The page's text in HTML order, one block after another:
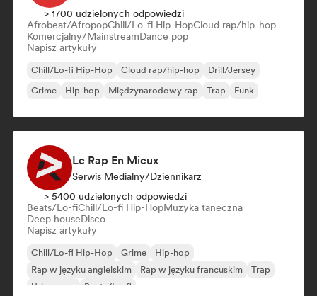
> 1700 udzielonych odpowiedzi
Afrobeat/AfropopChill/Lo-fi Hip-HopCloud rap/hip-hop
Komercjalny/MainstreamDance pop
Napisz artykuły
Chill/Lo-fi Hip-Hop Cloud rap/hip-hop
Drill/Jersey
Grime
Hip-hop Międzynarodowy rap Trap Funk
Le Rap En Mieux
Serwis Medialny/Dziennikarz
> 5400 udzielonych odpowiedzi
Beats/Lo-fiChill/Lo-fi Hip-HopMuzyka taneczna
Deep houseDisco
Napisz artykuły
Chill/Lo-fi Hip-Hop Grime
Hip-hop
Rap w języku angielskim
Rap w języku francuskim
Trap
Urban pop
Beats/Lo-fi